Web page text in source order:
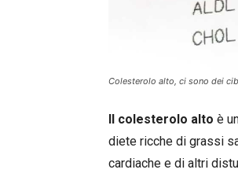
Colesterolo alto, ci sono dei
Il colesterolo alto è
diete ricche di grassi
cardiache e di altri